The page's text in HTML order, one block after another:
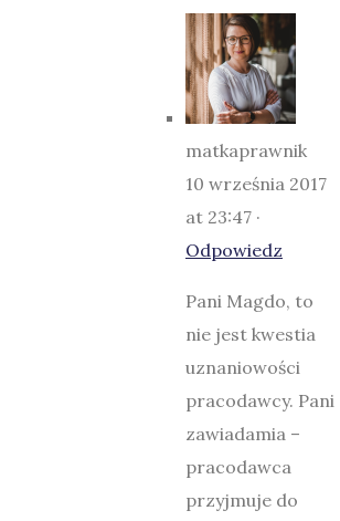
matkaprawnik
10 września 2017
at 23:47 ·
Odpowiedz
Pani Magdo, to
nie jest kwestia
uznaniowości
pracodawcy. Pani
zawiadamia –
pracodawca
przyjmuje do